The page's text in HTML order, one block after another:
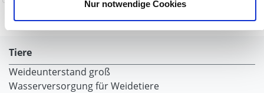
Nur notwendige Cookies
Tiere
Weideunterstand groß
Wasserversorgung für Weidetiere